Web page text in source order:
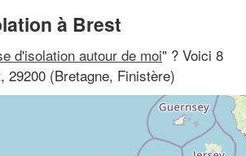
à Brest
d'isolation autour de moi" ? Voici 8
(Bretagne, Finistère)